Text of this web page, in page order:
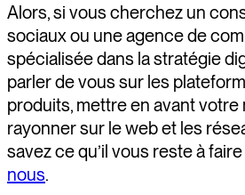
Alors, si vous cherchez un
sociaux ou une agence de
spécialisée dans la stratégie
parler de vous sur les
produits, mettre en avant votre
rayonner sur le web et les
savez ce qu’il vous reste à
nous.